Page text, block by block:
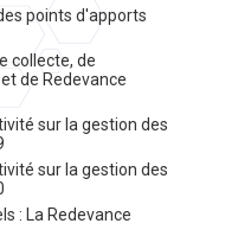
points d'apports
collecte, de
de Redevance
sur la gestion des
sur la gestion des
: La Redevance